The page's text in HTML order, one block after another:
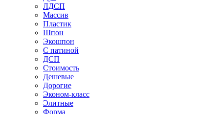
ЛДСП
Массив
Пластик
Шпон
Экошпон
С патиной
ДСП
Стоимость
Дешевые
Дорогие
Эконом-класс
Элитные
Форма